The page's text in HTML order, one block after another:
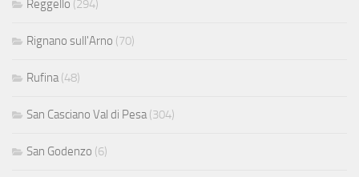
Reggello (294)
Rignano sull'Arno (70)
Rufina(48)
San Casciano Val di Pesa(304)
San Godenzo (6)